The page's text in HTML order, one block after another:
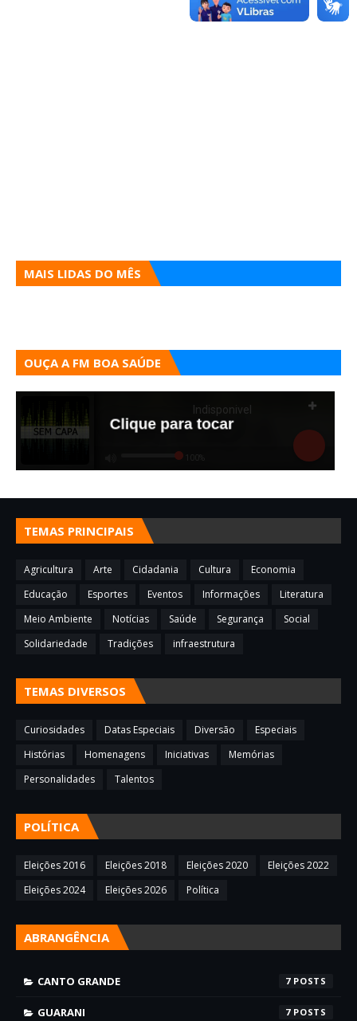
MAIS LIDAS DO MÊS
OUÇA A FM BOA SAÚDE
TEMAS PRINCIPAIS
Agricultura Arte Cidadania Cultura
Economia
Educação
Esportes Eventos Informações
Literatura
Meio Ambiente
Notícias Saúde Segurança
Social
Solidariedade
Tradições infraestrutura
TEMAS DIVERSOS
Curiosidades Datas Especiais Diversão
Especiais
Histórias
Homenagens Iniciativas
Memórias
Personalidades
Talentos
POLÍTICA
Eleições 2016 Eleições 2018 Eleições 2020
Eleições 2022
Eleições 2024
Eleições 2026 Política
ABRANGÊNCIA
CANTO GRANDE 7
GUARANI 7